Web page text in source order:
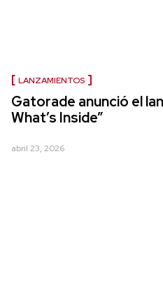
LANZAMIENTOS
Gatorade anunció el
What’s Inside”
abril 23, 2026